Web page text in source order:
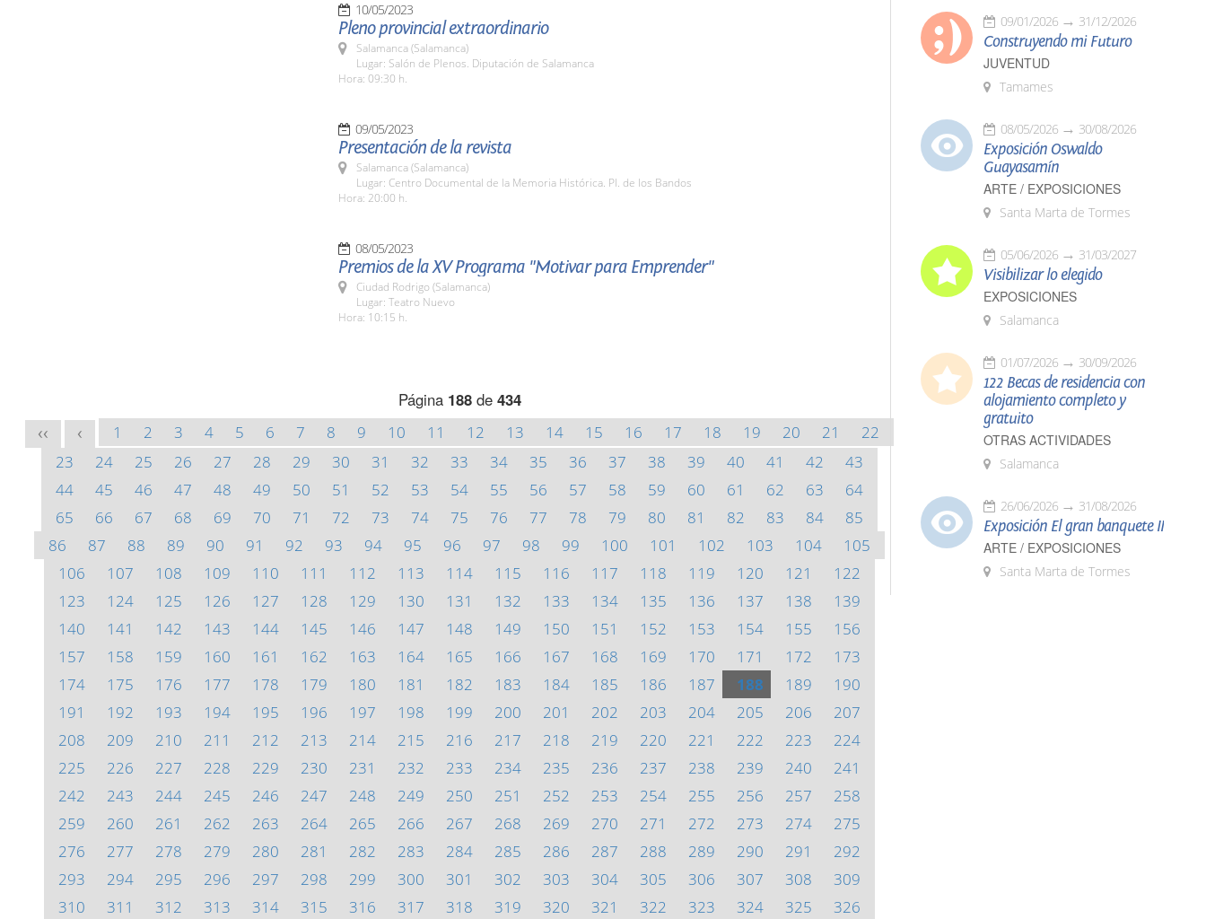
10/05/2023
Pleno provincial extraordinario
Salamanca (Salamanca)
Lugar: Salón de Plenos. Diputación de Salamanca
Hora: 09:30 h.
09/05/2023
Presentación de la revista
Salamanca (Salamanca)
Lugar: Centro Documental de la Memoria Histórica. Pl. de los Bandos
Hora: 20:00 h.
08/05/2023
Premios de la XV Programa "Motivar para Emprender"
Ciudad Rodrigo (Salamanca)
Lugar: Teatro Nuevo
Hora: 10:15 h.
Página 188de 434
<< < 1 2 3 4 5 6 7 8 9 10 11 12 13 14 15 16 17 18 19 20 21
22
23
24 25 26 27 28 29 30 31 32 33 34 35 36 37 38 39 40 41 42
43
44
45 46 47 48 49 50 51 52 53 54 55 56 57 58 59 60 61 62 63
64
65
66 67 68 69 70 71 72 73 74 75 76 77 78 79 80 81 82 83 84
85
86
87 88 89 90 91 92 93 94 95 96 97 98 99 100 101 102 103 104
105
106
107 108 109 110 111 112 113 114 115 116 117 118 119 120 121
122
123
124 125 126 127 128 129 130 131 132 133 134 135 136 137 138
139
140
141 142 143 144 145 146 147 148 149 150 151 152 153 154 155
156
157
158 159 160 161 162 163 164 165 166 167 168 169 170 171 172
173
174
175 176 177 178 179 180 181 182 183 184 185 186 187 188 189
190
191
192 193 194 195 196 197 198 199 200 201 202 203 204 205 206
207
208
209 210 211 212 213 214 215 216 217 218 219 220 221 222 223
224
225
226 227 228 229 230 231 232 233 234 235 236 237 238 239 240
241
242
243 244 245 246 247 248 249 250 251 252 253 254 255 256 257
258
259
260 261 262 263 264 265 266 267 268 269 270 271 272 273 274
275
276
277 278 279 280 281 282 283 284 285 286 287 288 289 290 291
292
293
294 295 296 297 298 299 300 301 302 303 304 305 306 307 308
309
310
311 312 313 314 315 316 317 318 319 320 321 322 323 324 325 326
09/01/2026 31/12/2026
Construyendo mi Futuro
JUVENTUD
Tamames
08/05/2026 30/08/2026
Exposición Oswaldo
Guayasamín
ARTE / EXPOSICIONES
Santa Marta de Tormes
05/06/2026 31/03/2027
Visibilizar lo elegido
EXPOSICIONES
Salamanca
01/07/2026 30/09/2026
122 Becas de residencia con
alojamiento completo y
gratuito
OTRAS ACTIVIDADES
Salamanca
26/06/2026 31/08/2026
Exposición El gran banquete II
ARTE / EXPOSICIONES
Santa Marta de Tormes